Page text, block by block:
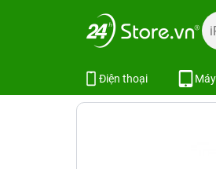
Điện thoại
Trang chủ ASUS